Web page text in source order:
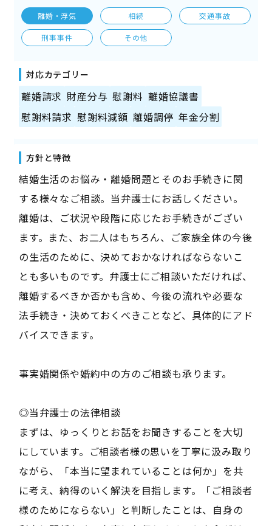
離婚・浮気 相続 交通事故
刑事事件 その他
対応カテゴリー
離婚請求 財産分与 慰謝料 離婚協議書
慰謝料請求 慰謝料減額 離婚調停 年金分割
方針と特徴
結婚生活のお悩み・離婚問題とそのお手続きに関
する様々なご相談。当弁護士にお話しください。
離婚は、ご状況や段階に応じたお手続きがござい
ます。また、お二人はもちろん、ご家族全体の今後
の生活のために、決めておかなければならないこ
とも多いものです。弁護士にご相談いただければ、
離婚するべきか否かも含め、今後の流れや必要な
法手続き・決めておくべきことなど、具体的にアド
バイスできます。
事実婚関係や婚約中の方のご相談も承ります。
◎当弁護士の法律相談
まずは、ゆっくりとお話をお聞きすることを大切
にしています。ご相談者様の思いを丁寧に汲み取り
ながら、「本当に望まれていることは何か」を共
に考え、納得のいく解決を目指します。「ご相談者
様のためにならない」と判断したことは、自身の